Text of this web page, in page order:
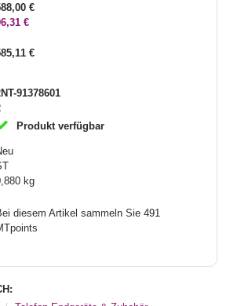
€
€
€
91378601
Produkt verfügbar
kg
diesem Artikel sammeln Sie 491